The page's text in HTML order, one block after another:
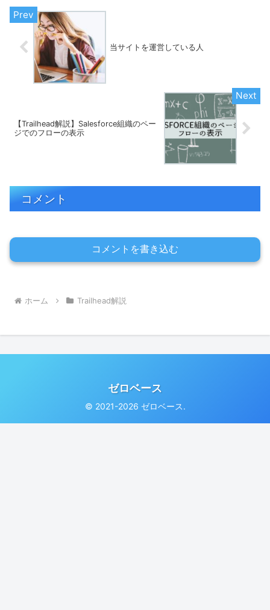
当サイトを運営している人
【Trailhead解説】Salesforce組織のペー
ジでのフローの表示
コメント
コメントを書き込む
ホーム Trailhead解説
ゼロベース
© 2021-2026 ゼロベース.